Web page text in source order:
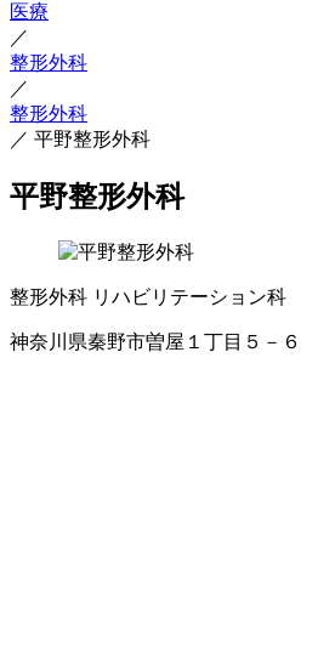
医療
／
整形外科
／
整形外科
／ 平野整形外科
平野整形外科
整形外科 リハビリテーション科
神奈川県秦野市曽屋１丁目５－６